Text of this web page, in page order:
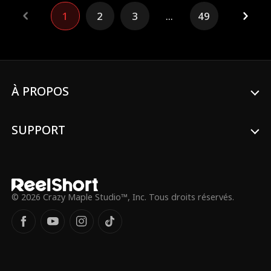
d'honneur. Alors que leurs sentiments non
résolus refont surface, Emma décide de
faire semblant de sortir avec Liam le
1 2 3 ... 49
À PROPOS
SUPPORT
© 2026 Crazy Maple Studio™, Inc. Tous droits réservés.